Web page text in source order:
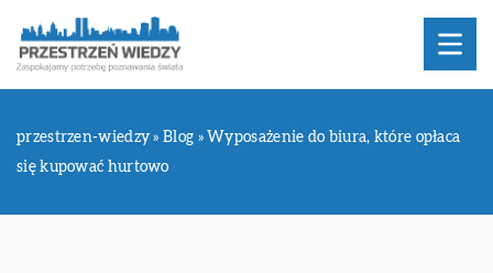
przestrzen-wiedzy »Blog » Wyposażenie do biura, które opłaca
się kupować hurtowo